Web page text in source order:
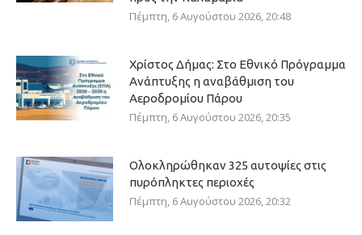
Πέμπτη, 6 Αυγούστου 2026, 20:48
Χρίστος Δήμας: Στο Εθνικό Πρόγραμμα
Ανάπτυξης η αναβάθμιση του
Αεροδρομίου Πάρου
Πέμπτη, 6 Αυγούστου 2026, 20:35
Ολοκληρώθηκαν 325 αυτοψίες στις
πυρόπληκτες περιοχές
Πέμπτη, 6 Αυγούστου 2026, 20:32